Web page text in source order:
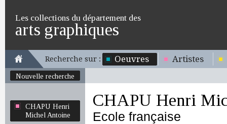
Les collections du département des
arts graphiques
Recherche sur : Oeuvres Artistes
Nouvelle recherche
CHAPU Henri
Michel Antoine
CHAPU Henri
Ecole française